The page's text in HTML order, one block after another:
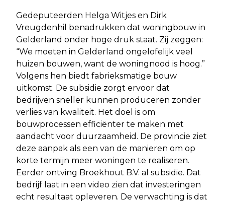
Gedeputeerden Helga Witjes en Dirk
Vreugdenhil benadrukken dat woningbouw in
Gelderland onder hoge druk staat. Zij zeggen:
“We moeten in Gelderland ongelofelijk veel
huizen bouwen, want de woningnood is hoog.”
Volgens hen biedt fabrieksmatige bouw
uitkomst. De subsidie zorgt ervoor dat
bedrijven sneller kunnen produceren zonder
verlies van kwaliteit. Het doel is om
bouwprocessen efficiënter te maken met
aandacht voor duurzaamheid. De provincie ziet
deze aanpak als een van de manieren om op
korte termijn meer woningen te realiseren.
Eerder ontving Broekhout B.V. al subsidie. Dat
bedrijf laat in een video zien dat investeringen
echt resultaat opleveren. De verwachting is dat